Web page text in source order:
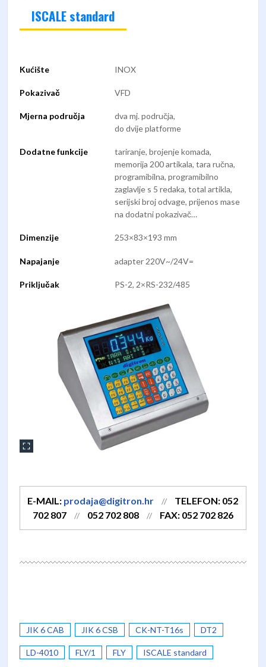
ISCALE standard
Kućište INOX
Pokazivač VFD
Mjerna područja
dva mj. područja,
do dvije platforme
Dodatne funkcije
tariranje, brojenje komada,
memorija 200 artikala, tara ručna,
programibilna, programibilno
zaglavlje s 5 redaka, total artikla,
serijski broj odvage, prijenos mase
na dodatni pokazivač…
Dimenzije 253×83×193 mm
Napajanje adapter 220V~/24V=
Priključak PS-2, 2×RS-232/485
E-MAIL: prodaja@digitron.hr //
TELEFON: 052
702 807
// 052 702 808 // FAX: 052 702 826
JIK 6 CAB JIK 6 CSB CK-NT-T16s DT2
LD-4010 FLY/1 FLY ISCALE standard